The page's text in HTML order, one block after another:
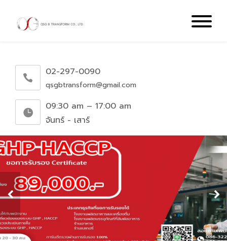
02-297-0090
qsgbtransform@gmail.com
09:30 am – 17:00 am
จันทร์ - เสาร์